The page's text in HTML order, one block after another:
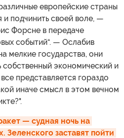
европейские страны
и подчинить своей воле, —
Форсне в передаче
событий“. — Ослабив
мелкие государства, они
собственный экономический и
представляется гораздо
иначе смысл в этом вечном
— судная ночь на
Зеленского заставят пойти